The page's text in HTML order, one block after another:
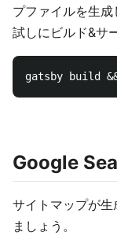
プファイルを生成
試しにビルド&サ
Google
サイトマップが
ましょう。